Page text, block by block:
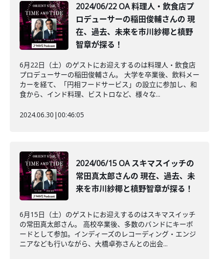
2024/06/22 OA 料理人・飲食店プ
ロデューサーの稲田俊輔さんの 現
在、過去、未来を市川紗椰と槙野
智章が探る！
6月22日（土）のゲストにお迎えするのは料理人・飲食店
プロデューサーの稲田俊輔さん。 大学を卒業後、飲料メー
カーを経て、「円相フードサービス」の設立に参加し、和
食から、インド料理、ビストロなど、様々な...
2024.06.30 |00:46:05
2024/06/15 OA スキマスイッチの
常田真太郎さんの 現在、過去、未
来を市川紗椰と槙野智章が探る！
6月15日（土）のゲストにお迎えするのはスキマスイッチ
の常田真太郎さん。 高校卒業後、多数のバンドにキーボ
ードとして参加。インディーズのレコーディング・エンジ
ニアなども行いながら、大橋卓弥さんとの出会...